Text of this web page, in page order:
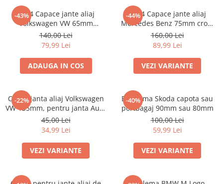
-43%
Set 4 Capace jante aliaj
Volkswagen VW 65mm
3B7601171
140,00 Lei
79,99 Lei
ADAUGA IN COS
-44%
set 4 Capace jante aliaj
Mercedes Benz 75mm crom
A1714000025
160,00 Lei
89,99 Lei
VEZI VARIANTE
-22%
Capac janta aliaj Volkswagen
VW 135mm, pentru janta Audi
4F0601165N
45,00 Lei
34,99 Lei
VEZI VARIANTE
-40%
Emblema Skoda capota sau
portbagaj 90mm sau 80mm
100,00 Lei
59,99 Lei
VEZI VARIANTE